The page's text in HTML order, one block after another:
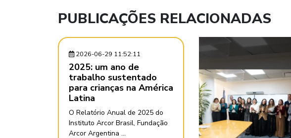
PUBLICAÇÕES RELACIONADAS
2026-06-29 11:52:11
2025: um ano de
trabalho sustentado
para crianças na América
Latina
O Relatório Anual de 2025 do
Instituto Arcor Brasil, Fundação
Arcor Argentina ...